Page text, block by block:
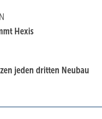
Hexis
jeden dritten Neubau